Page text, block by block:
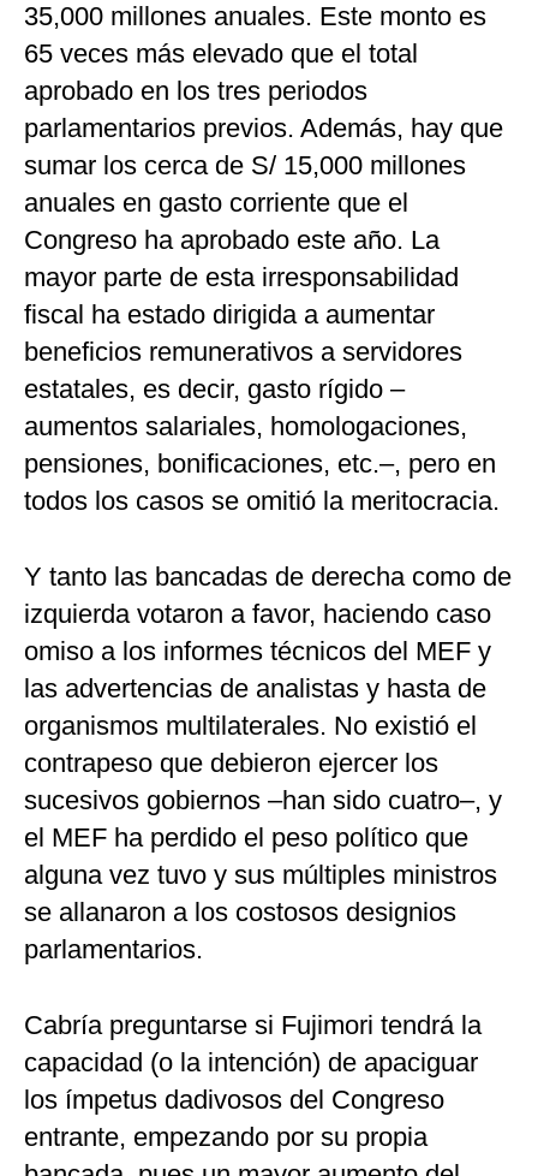
35,000 millones anuales. Este monto es
65 veces más elevado que el total
aprobado en los tres periodos
parlamentarios previos. Además, hay que
sumar los cerca de S/ 15,000 millones
anuales en gasto corriente que el
Congreso ha aprobado este año. La
mayor parte de esta irresponsabilidad
fiscal ha estado dirigida a aumentar
beneficios remunerativos a servidores
estatales, es decir, gasto rígido –
aumentos salariales, homologaciones,
pensiones, bonificaciones, etc.–, pero en
todos los casos se omitió la meritocracia.
Y tanto las bancadas de derecha como de
izquierda votaron a favor, haciendo caso
omiso a los informes técnicos del MEF y
las advertencias de analistas y hasta de
organismos multilaterales. No existió el
contrapeso que debieron ejercer los
sucesivos gobiernos –han sido cuatro–, y
el MEF ha perdido el peso político que
alguna vez tuvo y sus múltiples ministros
se allanaron a los costosos designios
parlamentarios.
Cabría preguntarse si Fujimori tendrá la
capacidad (o la intención) de apaciguar
los ímpetus dadivosos del Congreso
entrante, empezando por su propia